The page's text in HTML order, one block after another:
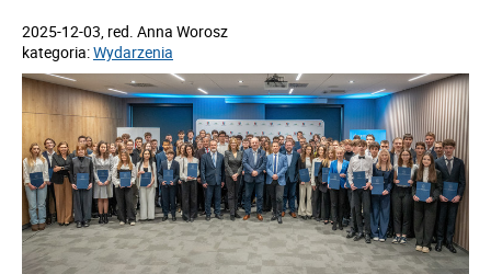
2025-12-03, red. Anna Worosz
kategoria:Wydarzenia